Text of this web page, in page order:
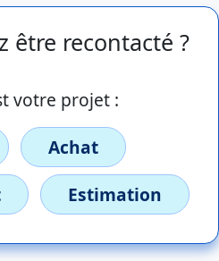
être recontacté ?
votre projet :
Achat
Estimation